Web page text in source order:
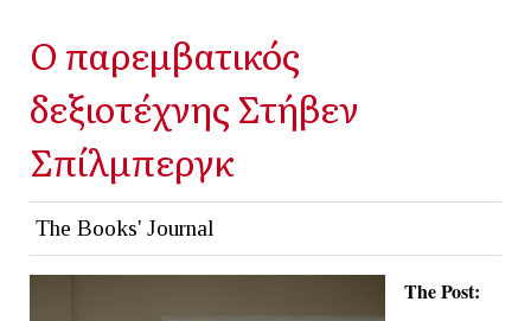
Ο παρεμβατικός
δεξιοτέχνης Στήβεν
Σπίλμπεργκ
The Books' Journal
The Post: